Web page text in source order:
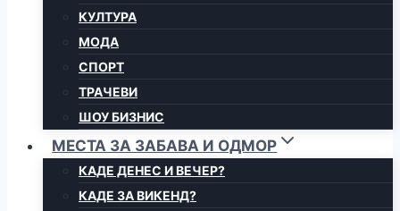
КУЛТУРА
МОДА
СПОРТ
ТРАЧЕВИ
ШОУ БИЗНИС
МЕСТА ЗА ЗАБАВА И ОДМОР
КАДЕ ДЕНЕС И ВЕЧЕР?
КАДЕ ЗА ВИКЕНД?